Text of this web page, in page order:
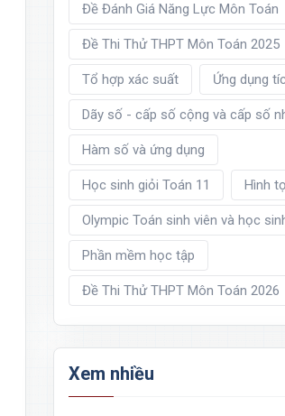
Đề Đánh Giá Năng Lực Môn Toán
Đề Thi Thử THPT Môn Toán 2025
Tổ hợp xác suất Ứng dụng
Dãy số - cấp số cộng và cấp số
Hàm số và ứng dụng
Học sinh giỏi Toán 11 Hình
Olympic Toán sinh viên và học
Phần mềm học tập
Đề Thi Thử THPT Môn Toán 2026
Xem nhiều